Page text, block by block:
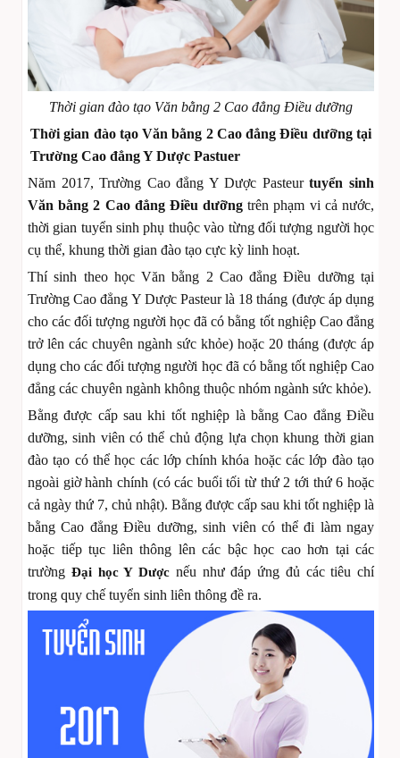
Thời gian đào tạo Văn bằng 2 Cao đẳng Điều dưỡng
Thời gian đào tạo Văn bằng 2 Cao đẳng Điều dưỡng tại
Trường Cao đẳng Y Dược Pastuer
Năm 2017, Trường Cao đẳng Y Dược Pasteurtuyển sinh
Văn bằng 2 Cao đẳng Điều dưỡng trên phạm vi cả nước,
thời gian tuyển sinh phụ thuộc vào từng đối tượng người học
cụ thể, khung thời gian đào tạo cực kỳ linh hoạt.
Thí sinh theo học Văn bằng 2 Cao đẳng Điều dưỡng tại
Trường Cao đẳng Y Dược Pasteur là 18 tháng (được áp dụng
cho các đối tượng người học đã có bằng tốt nghiệp Cao đẳng
trở lên các chuyên ngành sức khỏe) hoặc 20 tháng (được áp
dụng cho các đối tượng người học đã có bằng tốt nghiệp Cao
đẳng các chuyên ngành không thuộc nhóm ngành sức khỏe).
Bằng được cấp sau khi tốt nghiệp là bằng Cao đẳng Điều
dưỡng, sinh viên có thể chủ động lựa chọn khung thời gian
đào tạo có thể học các lớp chính khóa hoặc các lớp đào tạo
ngoài giờ hành chính (có các buổi tối từ thứ 2 tới thứ 6 hoặc
cả ngày thứ 7, chủ nhật). Bằng được cấp sau khi tốt nghiệp là
bằng Cao đẳng Điều dưỡng, sinh viên có thể đi làm ngay
hoặc tiếp tục liên thông lên các bậc học cao hơn tại các
trường Đại học Y Dược nếu như đáp ứng đủ các tiêu chí
trong quy chế tuyển sinh liên thông đề ra.